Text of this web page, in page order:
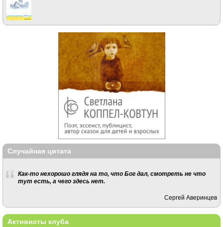
Случайная цитата
Как-то нехорошо глядя на то, что Бог дал, смотреть не что
тут есть, а чего здесь нет.
Сергей Аверинцев
Активисты клуба